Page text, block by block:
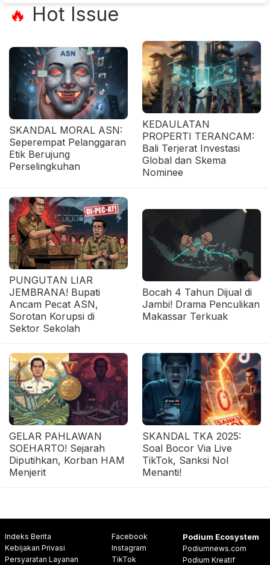
🔥 Hot Issue
SKANDAL MORAL ASN:
Seperempat Pelanggaran
Etik Berujung
Perselingkuhan
KEDAULATAN
PROPERTI TERANCAM:
Bali Terjerat Investasi
Global dan Skema
Nominee
PUNGUTAN LIAR
JEMBRANA! Bupati
Ancam Pecat ASN,
Sorotan Korupsi di
Sektor Sekolah
Bocah 4 Tahun Dijual di
Jambi! Drama Penculikan
Makassar Terkuak
GELAR PAHLAWAN
SOEHARTO! Sejarah
Diputihkan, Korban HAM
Menjerit
SKANDAL TKA 2025:
Soal Bocor Via Live
TikTok, Sanksi Nol
Menanti!
Indeks Berita
Kebijakan Privasi
Persyaratan Layanan
Facebook
Instagram
TikTok
Podium Ecosystem
Podiumnews.com
Podium Kreatif